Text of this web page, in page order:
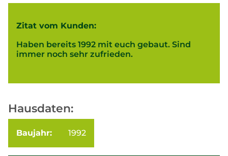
Zitat vom Kunden:
Haben bereits 1992 mit euch gebaut. Sind
immer noch sehr zufrieden.
Hausdaten:
Baujahr: 1992